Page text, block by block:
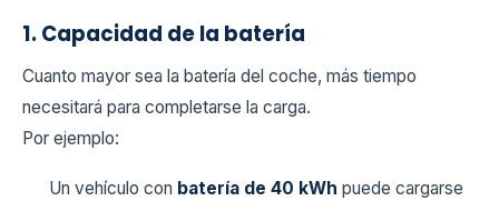
1. Capacidad de la batería
Cuanto mayor sea la batería del coche, más tiempo
necesitará para completarse la carga.
Por ejemplo:
Un vehículo con batería de 40 kWh puede cargarse